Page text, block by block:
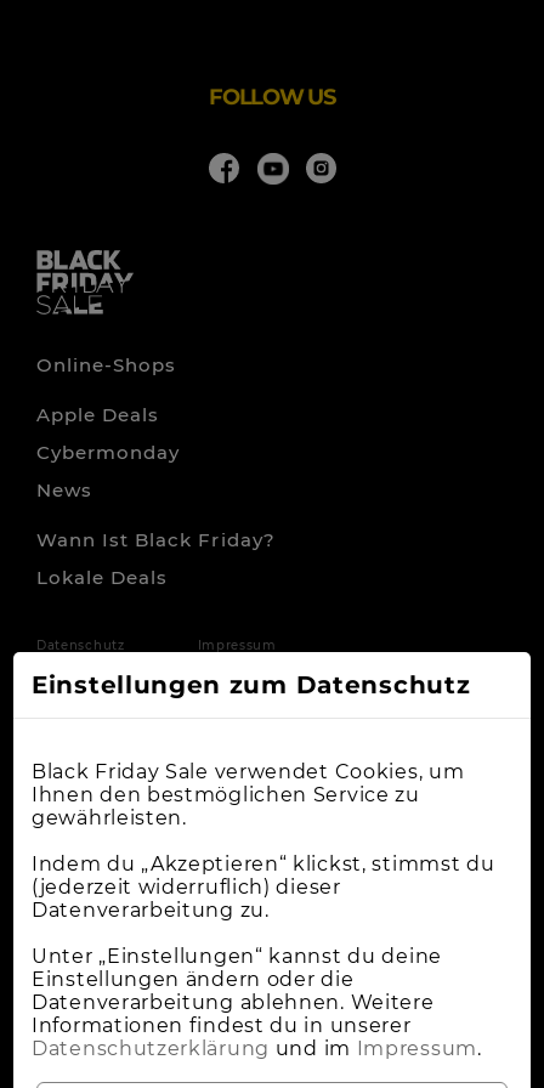
FOLLOW US
Online-Shops
Apple Deals
Cybermonday
News
Wann Ist Black Friday?
Lokale Deals
Datenschutz Impressum
Einstellungen zum Datenschutz
Black Friday Sale verwendet Cookies, um
Ihnen den bestmöglichen Service zu
gewährleisten.
Indem du „Akzeptieren“ klickst, stimmst du
(jederzeit widerruflich) dieser
Datenverarbeitung zu.
Unter „Einstellungen“ kannst du deine
Einstellungen ändern oder die
Datenverarbeitung ablehnen. Weitere
Informationen findest du in unserer
Datenschutzerklärung und im Impressum.